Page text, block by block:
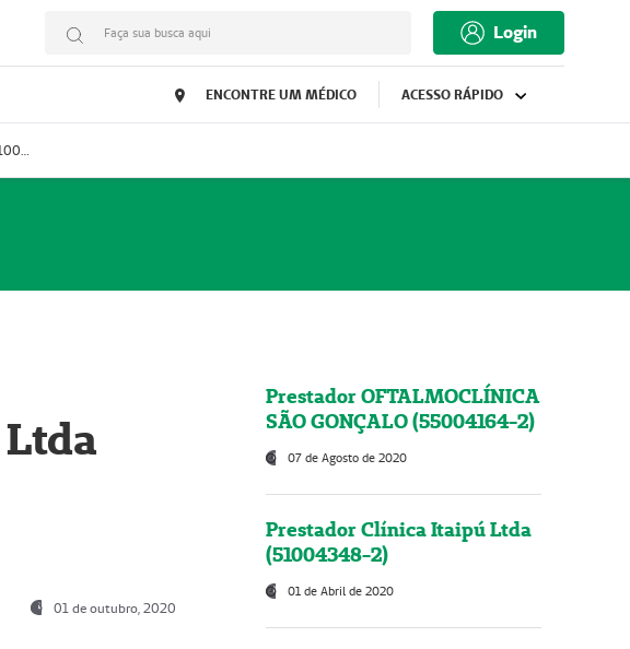
Faça sua busca aqui Login
ENCONTRE UM MÉDICO ACESSO RÁPIDO
Prestador Mosaicum Espaço Clínico Ltda (51004352-0)
01 de outubro, 2020
Prestador OFTALMOCLÍNICA
SÃO GONÇALO (55004164-2)
07 de Agosto de 2020
Prestador Clínica Itaipú Ltda
(51004348-2)
01 de Abril de 2020